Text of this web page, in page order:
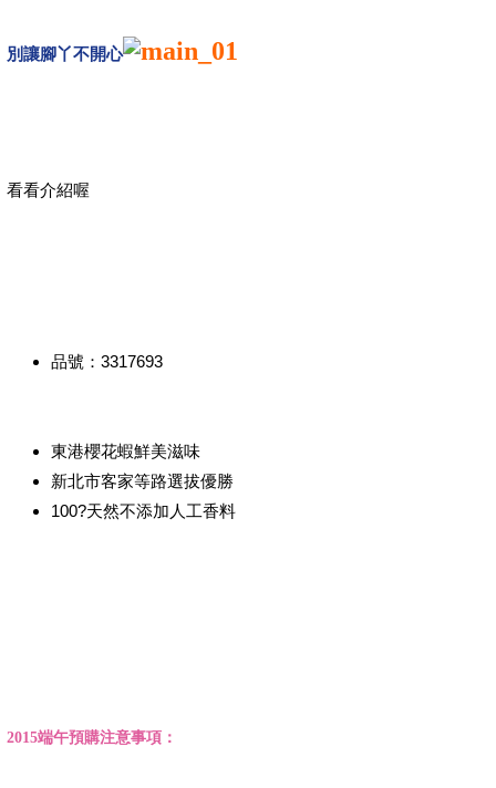
別讓腳丫不開心
看看介紹喔
品號：3317693
東港櫻花蝦鮮美滋味
新北市客家等路選拔優勝
100?天然不添加人工香料
2015端午預購注意事項：